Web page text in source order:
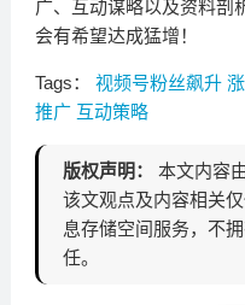
广、互动谋略以及资料剖
会有希望达成猛增！
Tags： 视频号粉丝飙升
推广 互动策略
版权声明：
本文内容
该文观点及内容相关
息存储空间服务，不
任。